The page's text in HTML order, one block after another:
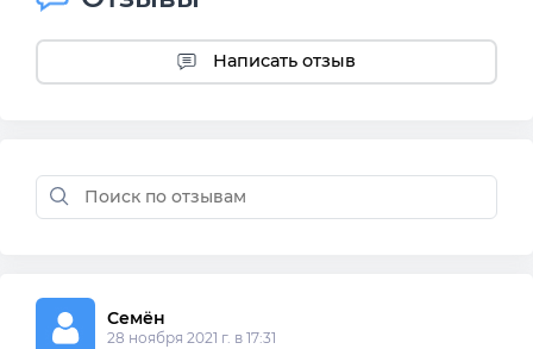
Написать отзыв
Семён
28 ноября 2021 г. в 17:31